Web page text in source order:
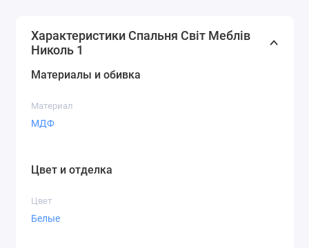
Характеристики Спальня Світ Меблів
Николь 1
Материалы и обивка
Материал
МДФ
Цвет и отделка
Цвет
Белые